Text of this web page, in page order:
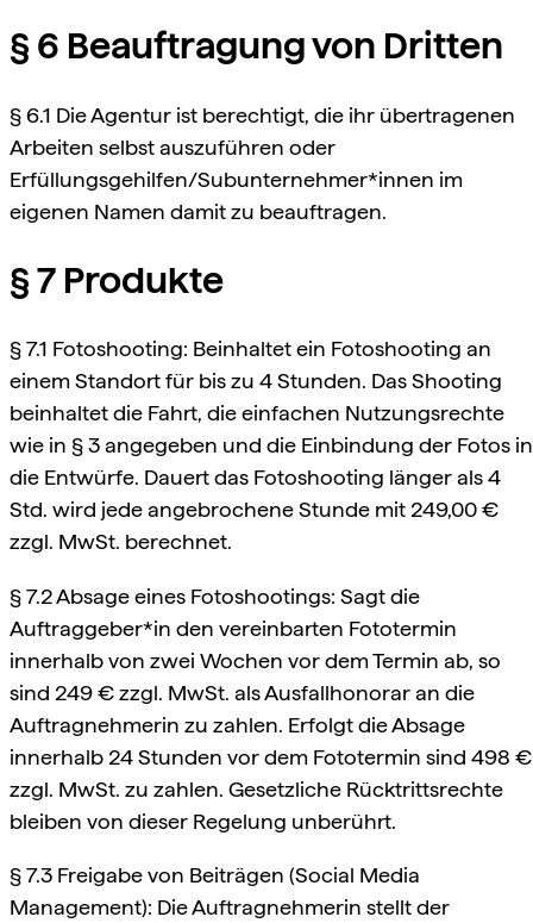
§ 6 Beauftragung von Dritten
§ 6.1 Die Agentur ist berechtigt, die ihr übertragenen
Arbeiten selbst auszuführen oder
Erfüllungsgehilfen/Subunternehmer*innen im
eigenen Namen damit zu beauftragen.
§ 7 Produkte
§ 7.1 Fotoshooting: Beinhaltet ein Fotoshooting an
einem Standort für bis zu 4 Stunden. Das Shooting
beinhaltet die Fahrt, die einfachen Nutzungsrechte
wie in § 3 angegeben und die Einbindung der Fotos in
die Entwürfe. Dauert das Fotoshooting länger als 4
Std. wird jede angebrochene Stunde mit 249,00 €
zzgl. MwSt. berechnet.
§ 7.2 Absage eines Fotoshootings: Sagt die
Auftraggeber*in den vereinbarten Fototermin
innerhalb von zwei Wochen vor dem Termin ab, so
sind 249 € zzgl. MwSt. als Ausfallhonorar an die
Auftragnehmerin zu zahlen. Erfolgt die Absage
innerhalb 24 Stunden vor dem Fototermin sind 498 €
zzgl. MwSt. zu zahlen. Gesetzliche Rücktrittsrechte
bleiben von dieser Regelung unberührt.
§ 7.3 Freigabe von Beiträgen (Social Media
Management): Die Auftragnehmerin stellt der